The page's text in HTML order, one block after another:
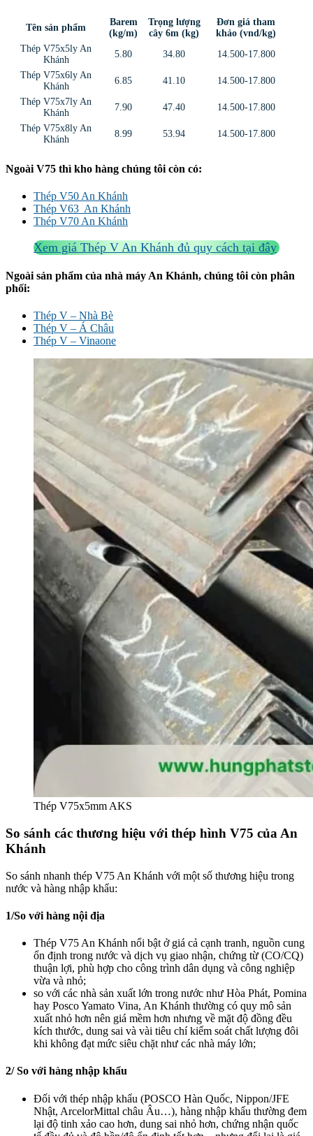
Tên sản phẩm
Barem
(kg/m)
Trọng lượng
cây 6m (kg)
Đơn giá tham
khảo (vnd/kg)
Thép V75x5ly An
Khánh
5.80 34.80
14.500-17.800
Thép V75x6ly An
Khánh
6.85 41.10
14.500-17.800
Thép V75x7ly An
Khánh
7.90 47.40
14.500-17.800
Thép V75x8ly An
Khánh
8.99 53.94 14.500-17.800
Ngoài V75 thì kho hàng chúng tôi còn có:
Thép V50 An Khánh
Thép V63 An Khánh
Thép V70 An Khánh
Xem giá Thép V An Khánh đủ quy cách tại đây
Ngoài sản phẩm của nhà máy An Khánh, chúng tôi còn phân
phối:
Thép V – Nhà Bè
Thép V – Á Châu
Thép V – Vinaone
Thép V75x5mm AKS
So sánh các thương hiệu với thép hình V75 của An
Khánh
So sánh nhanh thép V75 An Khánh với một số thương hiệu trong
nước và hàng nhập khẩu:
1/So với hàng nội địa
Thép V75 An Khánh nổi bật ở giá cả cạnh tranh, nguồn cung
ổn định trong nước và dịch vụ giao nhận, chứng từ (CO/CQ)
thuận lợi, phù hợp cho công trình dân dụng và công nghiệp
vừa và nhỏ;
so với các nhà sản xuất lớn trong nước như Hòa Phát, Pomina
hay Posco Yamato Vina, An Khánh thường có quy mô sản
xuất nhỏ hơn nên giá mềm hơn nhưng về mặt độ đồng đều
kích thước, dung sai và vài tiêu chí kiểm soát chất lượng đôi
khi không đạt mức siêu chặt như các nhà máy lớn;
2/ So với hàng nhập khẩu
Đối với thép nhập khẩu (POSCO Hàn Quốc, Nippon/JFE
Nhật, ArcelorMittal châu Âu…), hàng nhập khẩu thường đem
lại độ tinh xảo cao hơn, dung sai nhỏ hơn, chứng nhận quốc